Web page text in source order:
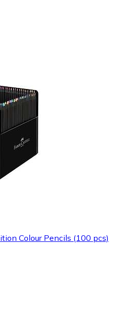
Colour Pencils (100 pcs)